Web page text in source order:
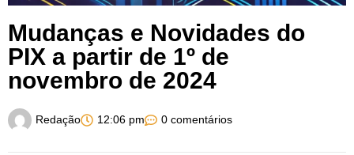
Mudanças e Novidades do
PIX a partir de 1º de
novembro de 2024
Redação 12:06 pm 0 comentários